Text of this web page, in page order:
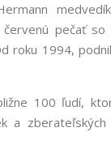
pečať so
roku 1994,
100 ľudí,
a